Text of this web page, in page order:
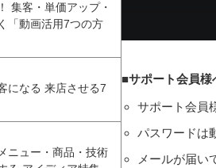
■サポート会員様
サポート会員
パスワードは
メールが届い
集客・単価アップ・
「動画活用7つの方
になる 来店させる7
ニュー・商品・技術